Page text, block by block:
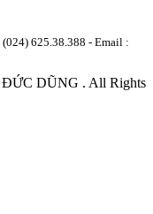
(024) 625.38.388 - Email :
ĐỨC DŨNG . All Rights